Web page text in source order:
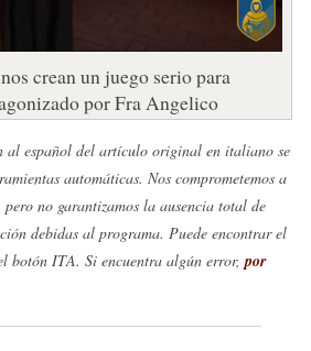
crean un juego serio para
por Fra Angelico
al español del artículo original en italiano se
automáticas. Nos comprometemos a
no garantizamos la ausencia total de
debidas al programa. Puede encontrar el
botón ITA. Si encuentra algún error, por